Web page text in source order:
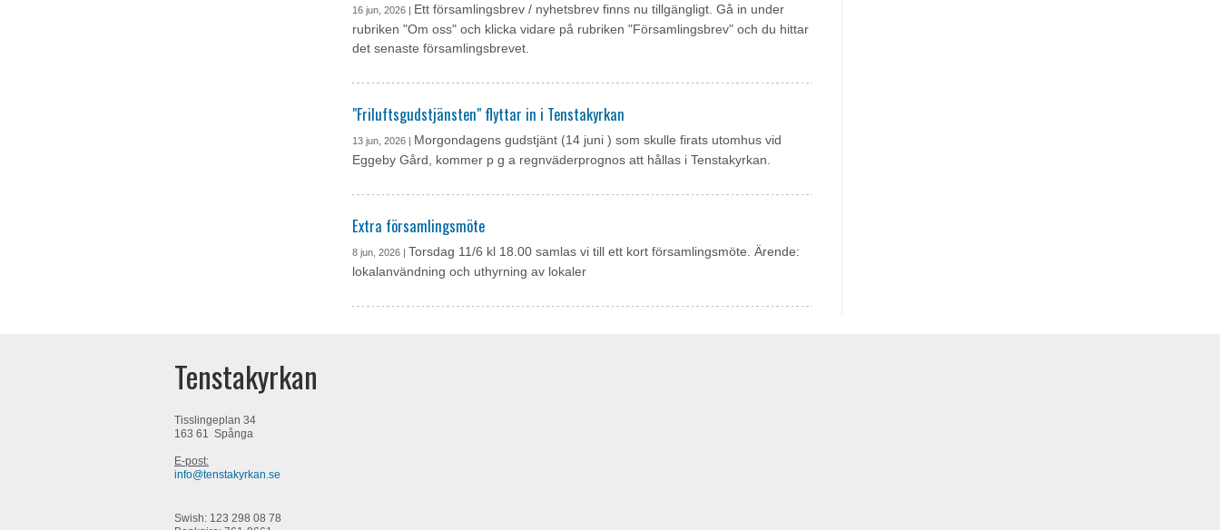
16 jun, 2026 | Ett församlingsbrev / nyhetsbrev finns nu tillgängligt. Gå in under
rubriken "Om oss" och klicka vidare på rubriken "Församlingsbrev" och du hittar
det senaste församlingsbrevet.
"Friluftsgudstjänsten" flyttar in i Tenstakyrkan
13 jun, 2026 | Morgondagens gudstjänt (14 juni ) som skulle firats utomhus vid
Eggeby Gård, kommer p g a regnväderprognos att hållas i Tenstakyrkan.
Extra församlingsmöte
8 jun, 2026 | Torsdag 11/6 kl 18.00 samlas vi till ett kort församlingsmöte. Ärende:
lokalanvändning och uthyrning av lokaler
Tenstakyrkan
Tisslingeplan 34
163 61 Spånga
E-post:
info@tenstakyrkan.se
Swish: 123 298 08 78